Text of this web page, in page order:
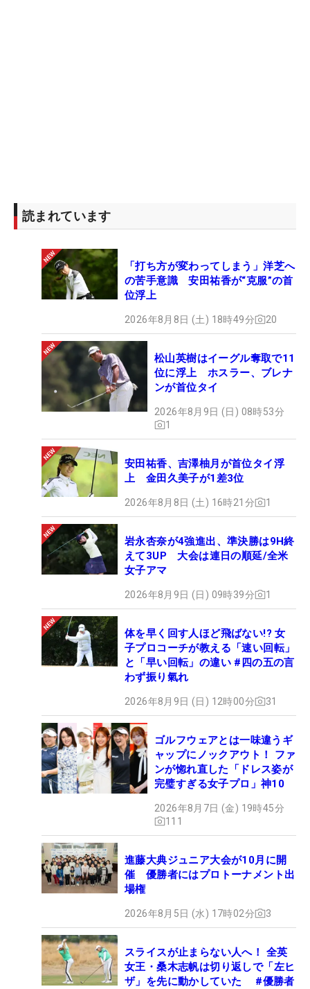
読まれています
「打ち方が変わってしまう」洋芝へ
の苦手意識 安田祐香が“克服”の首
位浮上
2026年8月8日 (土) 18時49分 20
松山英樹はイーグル奪取で11
位に浮上 ホスラー、ブレナ
ンが首位タイ
2026年8月9日 (日) 08時53分
1
安田祐香、吉澤柚月が首位タイ浮
上 金田久美子が1差3位
2026年8月8日 (土) 16時21分 1
岩永杏奈が4強進出、準決勝は9H終
えて3UP 大会は連日の順延/全米
女子アマ
2026年8月9日 (日) 09時39分 1
体を早く回す人ほど飛ばない!? 女
子プロコーチが教える「速い回転」
と「早い回転」の違い #四の五の言
わず振り氣れ
2026年8月9日 (日) 12時00分 31
ゴルフウェアとは一味違うギ
ャップにノックアウト！ ファ
ンが惚れ直した「ドレス姿が
完璧すぎる女子プロ」神10
2026年8月7日 (金) 19時45分
111
進藤大典ジュニア大会が10月に開
催 優勝者にはプロトーナメント出
場権
2026年8月5日 (水) 17時02分 3
スライスが止まらない人へ！ 全英
女王・桑木志帆は切り返しで「左ヒ
ザ」を先に動かしていた #優勝者